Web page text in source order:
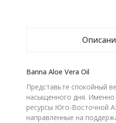
Banna Aloe Vera Oil
Представьте спокойный
насыщенного дня. Именно
ресурсы Юго-Восточной
направленные на